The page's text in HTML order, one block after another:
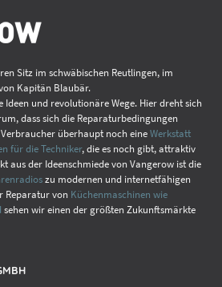
Sitz im schwäbischen Reutlingen, im
Kapitän Blaubär.
Ideen und revolutionäre Wege. Hier dreht sich
dass sich die Reparaturbedingungen
überhaupt noch eineWerkstatt
für die Techniker, die es noch gibt, attraktiv
aus der Ideenschmiede von Vangerow ist die
zu modernen und internetfähigen
Reparatur von Küchenmaschinen wie
sehen wir einen der größten Zukunftsmärkte